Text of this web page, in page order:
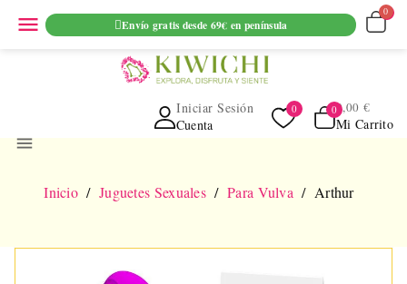
ENVIO GRATUITO EN PEDIDOS SUPERIORES A 69€ EN
PENINSULA
Cuenta
Iniciar Sesión
Mi Carrito
0,00 €
menu
Inicio Juguetes Sexuales Para Vulva Arthur
menu Envío gratis desde 69€ en península